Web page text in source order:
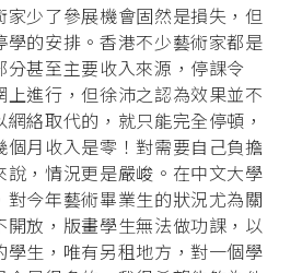
少了參展機會固然是損失，但
的安排。香港不少藝術家都是
甚至主要收入來源，停課令
進行，但徐沛之認為效果並不
絡取代的，就只能完全停頓，
個月收入是零！對需要自己負擔
說，情況更是嚴峻。在中文大學
今年藝術畢業生的狀況尤為關
開放，版畫學生無法做功課，以
學生，唯有另租地方，對一個學